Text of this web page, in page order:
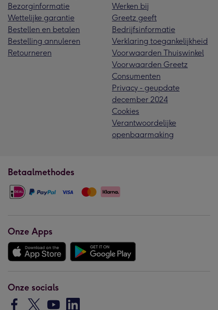
Bezorginformatie
Wettelijke garantie
Bestellen en betalen
Bestelling annuleren
Retourneren
Werken bij
Greetz geeft
Bedrijfsinformatie
Verklaring toegankelijkheid
Voorwaarden Thuiswinkel
Voorwaarden Greetz
Consumenten
Privacy - geupdate
december 2024
Cookies
Verantwoordelijke
openbaarmaking
Betaalmethodes
Onze Apps
Onze socials